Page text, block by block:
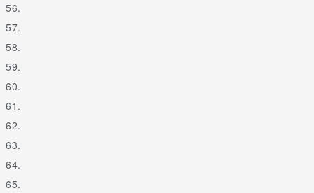
56.
57.
58.
59.
60.
61.
62.
63.
64.
65.